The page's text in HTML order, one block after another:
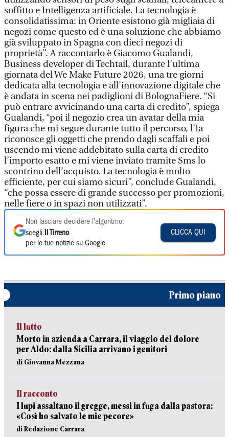
soffitto e Intelligenza artificiale. La tecnologia è
consolidatissima: in Oriente esistono già migliaia di
negozi come questo ed è una soluzione che abbiamo
già sviluppato in Spagna con dieci negozi di
proprietà”. A raccontarlo è Giacomo Gualandi,
Business developer di Techtail, durante l’ultima
giornata del We Make Future 2026, una tre giorni
dedicata alla tecnologia e all’innovazione digitale che
è andata in scena nei padiglioni di BolognaFiere. “Si
può entrare avvicinando una carta di credito”, spiega
Gualandi, “poi il negozio crea un avatar della mia
figura che mi segue durante tutto il percorso, l’Ia
riconosce gli oggetti che prendo dagli scaffali e poi
uscendo mi viene addebitato sulla carta di credito
l’importo esatto e mi viene inviato tramite Sms lo
scontrino dell’acquisto. La tecnologia è molto
efficiente, per cui siamo sicuri”, conclude Gualandi,
“che possa essere di grande successo per promozioni,
nelle fiere o in spazi non utilizzati”.
Non lasciare decidere l'algoritmo:
scegli
Il Tirreno
per le tue notizie su Google
CLICCA QUI
Primo piano
Il lutto
Morto in azienda a Carrara, il viaggio del dolore
per Aldo: dalla Sicilia arrivano i genitori
di Giovanna Mezzana
Il racconto
I lupi assaltano il gregge, messi in fuga dalla pastora:
«Così ho salvato le mie pecore»
di Redazione Carrara